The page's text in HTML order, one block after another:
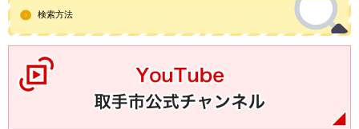
検索方法